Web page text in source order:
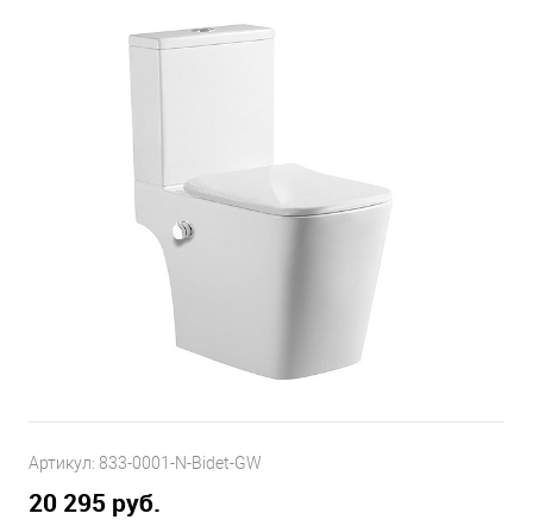
Артикул: 833-0001-N-Bidet-GW
20 295 руб.